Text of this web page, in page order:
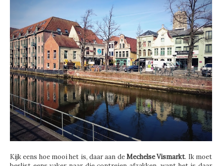
Kijk eens hoe mooi het is, daar aan deMechelse Vismarkt. Ik moet